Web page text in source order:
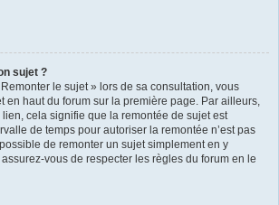
sujet ?
le sujet » lors de sa consultation, vous
en haut du forum sur la première page. Par ailleurs,
cela signifie que la remontée de sujet est
de temps pour autoriser la remontée n’est pas
de remonter un sujet simplement en y
vous de respecter les règles du forum en le